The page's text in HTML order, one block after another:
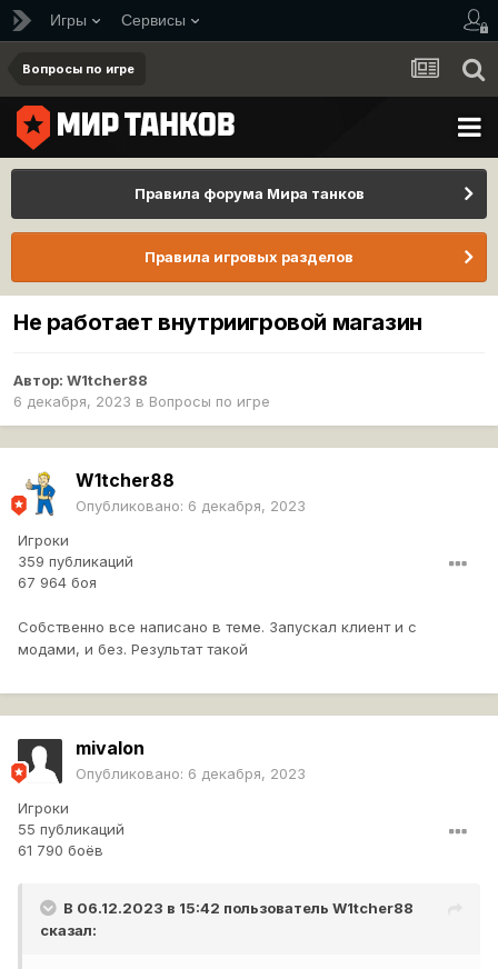
Игры Сервисы
Вопросы по игре
Правила форума Мира танков
Правила игровых разделов
Не работает внутриигровой магазин
Автор: W1tcher88
6 декабря, 2023 в Вопросы по игре
W1tcher88
Опубликовано: 6 декабря, 2023
Игроки
359 публикаций
67 964 боя
Собственно все написано в теме. Запускал клиент и с
модами, и без. Результат такой
mivalon
Опубликовано: 6 декабря, 2023
Игроки
55 публикаций
61 790 боёв
В 06.12.2023 в 15:42 пользователь W1tcher88
сказал: